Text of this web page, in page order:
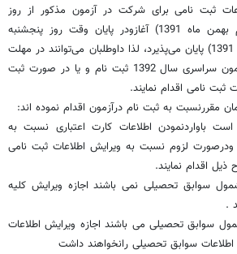
ثبت نامی برای‌ شرکت‌ در آزمون‌ مذکور از روز
دوشنبه 30/11/91 (سی ام بهمن ماه 1391) آغازودر پایان‌ وقت‌ روز پنجشنبه
3/12/1391 (سوم اسفندماه 1391) پایان‌ می‌پذیرد، لذا داوطلبان‌ می‌توانند در مهلت‌
فوق‌الذکر برای شرکت در آزمون سراسری سال 1392 ثبت نام و یا در صورت ثبت
ثبت نامی اقدام نمایند.
مقررنسبت به ثبت نام درآزمون اقدام نموده اند:
است باواردنمودن اطلاعات کارت اعتباری نسبت به
لزوم نسبت به ویرایش اطلاعات ثبت نامی
اقدام نمایند.
سوابق تحصیلی نمی باشند اجازه ویرایش کلیه
.
سوابق تحصیلی می باشند اجازه ویرایش اطلاعات
اطلاعات سوابق تحصیلی رانخواهند داشت